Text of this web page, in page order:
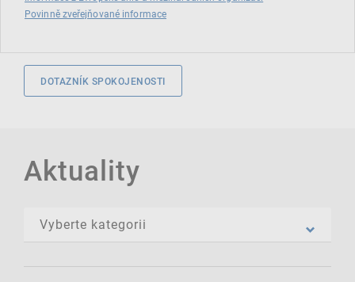
Povinně zveřejňované informace
DOTAZNÍK SPOKOJENOSTI
Aktuality